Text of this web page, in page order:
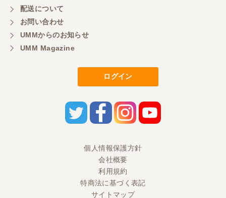
配送について
お問い合わせ
UMMからのお知らせ
UMM Magazine
ログイン
個人情報保護方針
会社概要
利用規約
特商法に基づく表記
サイトマップ